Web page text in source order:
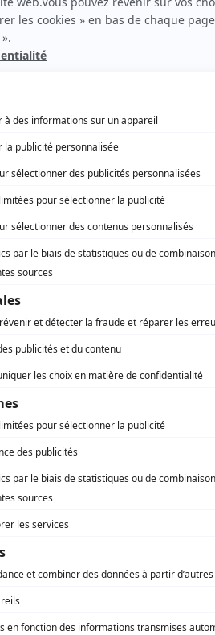
pour une extension ? Guide
complet
L’envie d’agrandir sa maison, son
espace de vie sans pour autant
déménager peut surgir à tout
Comment déclarer une
de maison ?
Construire une extension de maison
n’est pas le genre de travaux à